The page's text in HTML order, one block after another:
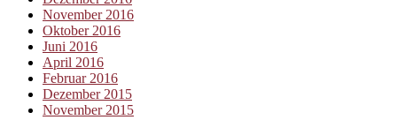
November 2016
Oktober 2016
Juni 2016
April 2016
Februar 2016
Dezember 2015
November 2015